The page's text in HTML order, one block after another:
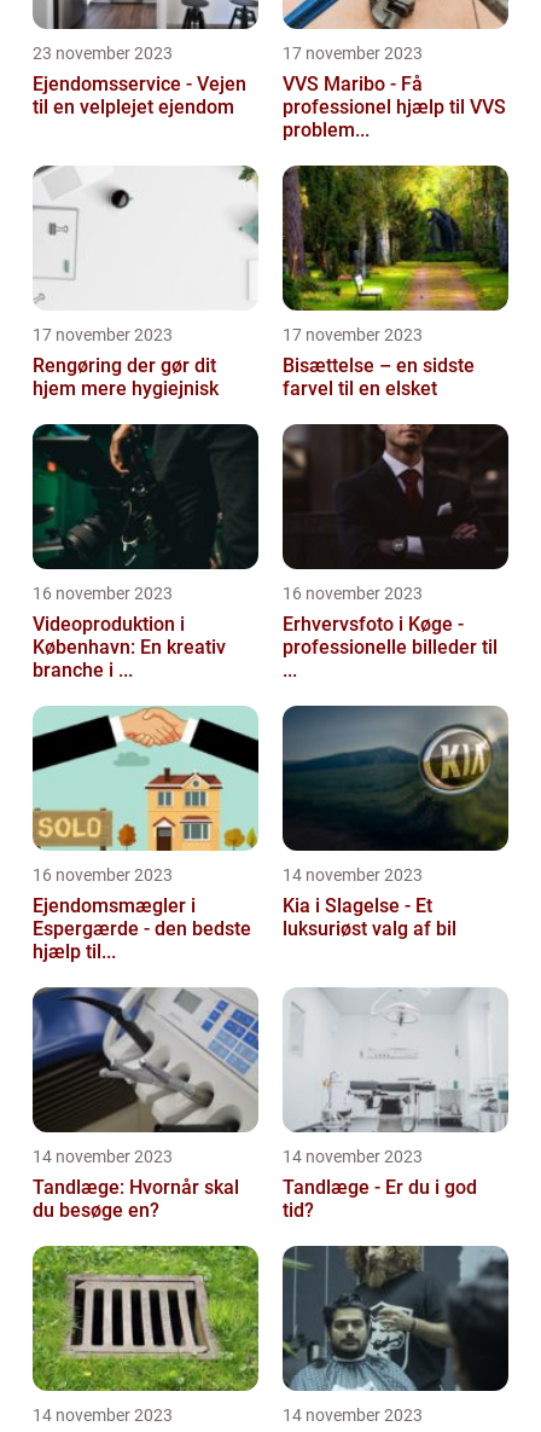
23 november 2023
Ejendomsservice - Vejen
til en velplejet ejendom
17 november 2023
VVS Maribo - Få
professionel hjælp til VVS
problem...
17 november 2023
Rengøring der gør dit
hjem mere hygiejnisk
17 november 2023
Bisættelse – en sidste
farvel til en elsket
16 november 2023
Videoproduktion i
København: En kreativ
branche i ...
16 november 2023
Erhvervsfoto i Køge -
professionelle billeder til
...
16 november 2023
Ejendomsmægler i
Espergærde - den bedste
hjælp til...
14 november 2023
Kia i Slagelse - Et
luksuriøst valg af bil
14 november 2023
Tandlæge: Hvornår skal
du besøge en?
14 november 2023
Tandlæge - Er du i god
tid?
14 november 2023 14 november 2023